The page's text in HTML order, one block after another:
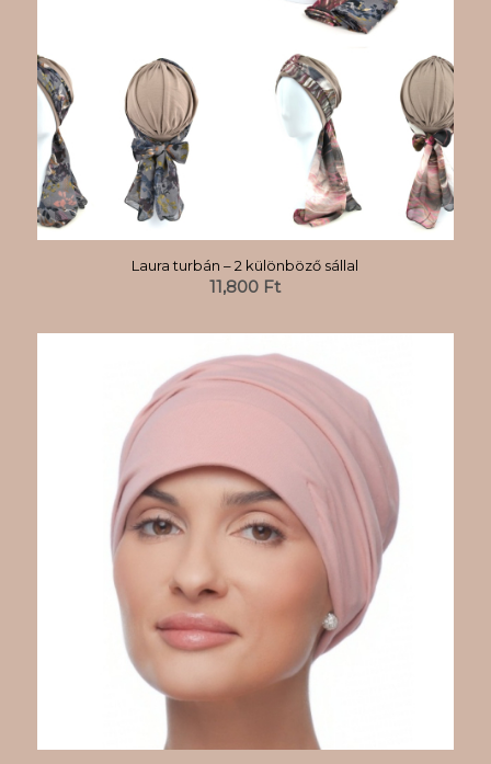
Laura turbán – 2 különböző sállal
11,800 Ft